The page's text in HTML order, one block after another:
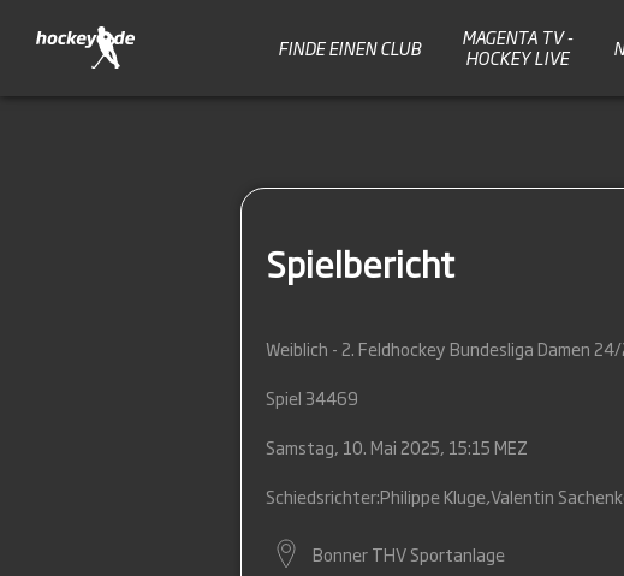
FINDE EINEN CLUB
MAGENTA TV -
HOCKEY LIVE
Spielbericht
Weiblich - 2. Feldhockey Bundesliga Damen
Spiel 34469
Samstag, 10. Mai 2025, 15:15 MEZ
Schiedsrichter:Philippe Kluge,Valentin
Bonner THV Sportanlage